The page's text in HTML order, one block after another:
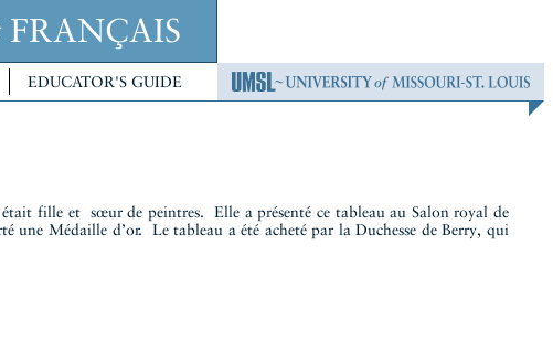
FRANÇAIS
EDUCATOR'S GUIDE
fille et sœur de peintres. Elle a présenté ce tableau au Salon royal de
une Médaille d’or. Le tableau a été acheté par la Duchesse de Berry, qui